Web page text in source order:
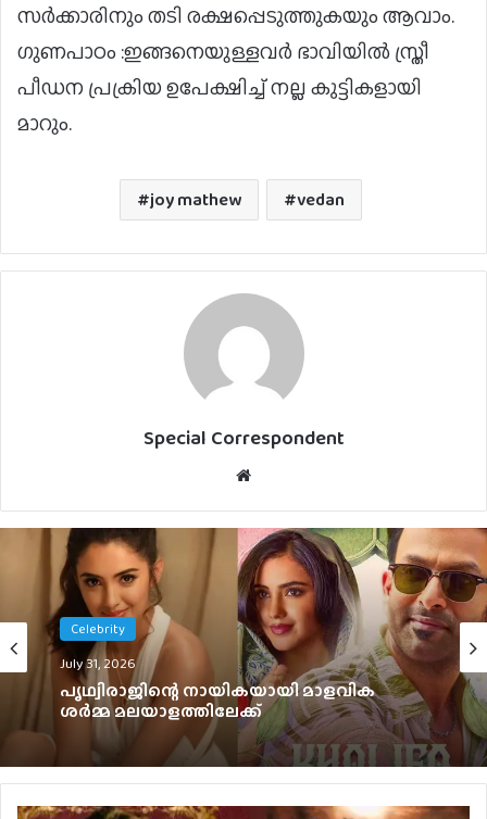
സര്‍ക്കാരിനും തടി രക്ഷപ്പെടുത്തുകയും ആവാം.
ഗുണപാഠം :ഇങ്ങനെയുള്ളവര്‍ ഭാവിയില്‍ സ്ത്രീ
പീഡന പ്രക്രിയ ഉപേക്ഷിച്ച് നല്ല കുട്ടികളായി
മാറും.
joy mathew vedan
Special Correspondent
Celebrity
July 31, 2026
പൃഥ്വിരാജിന്റെ നായികയായി മാളവിക
ശര്‍മ്മ മലയാളത്തിലേക്ക്
Chithrabhoomi
July 30, 2026
ഓണം തൂക്കാന്‍ ദുല്‍ഖര്‍; ഐ ആം ഗെയിം
ട്രെയിലര്‍ പുറത്ത്